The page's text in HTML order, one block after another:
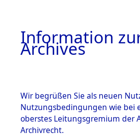
Information
Archives
Wir begrüßen Sie als neuen
Nutzungsbedingungen wie bei
oberstes Leitungsgremium der
Archivrecht.